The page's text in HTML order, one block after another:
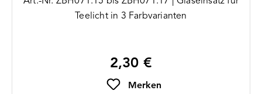
Teelicht in 3 Farbvarianten
Regulärer Preis:
2,30 €
Merken